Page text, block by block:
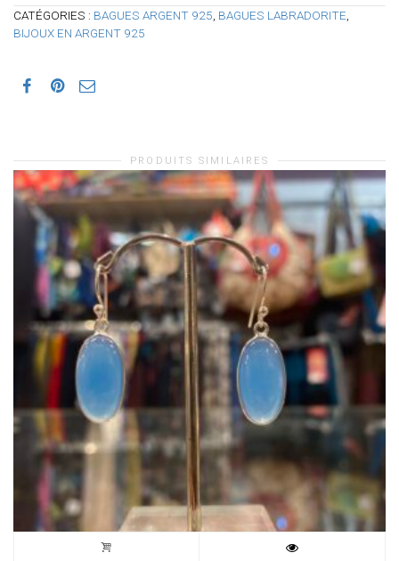
CATÉGORIES : BAGUES ARGENT 925 BAGUES LABRADORITE
BIJOUX EN ARGENT 925
PRODUITS SIMILAIRES